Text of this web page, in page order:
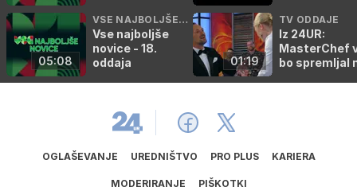
05:08
VSE NAJBOLJŠE N
OVICE
Vse najboljše
novice - 18.
oddaja
01:19
TV ODDAJE
Iz 24UR:
MasterChef
bo spremljal
OGLAŠEVANJE UREDNIŠTVO PRO PLUS KARIERA
MODERIRANJE PIŠKOTKI